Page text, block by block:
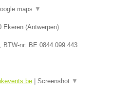
maps ▼
Ekeren (Antwerpen)
, BTW-nr: BE 0844.099.443
Screenshot ▼